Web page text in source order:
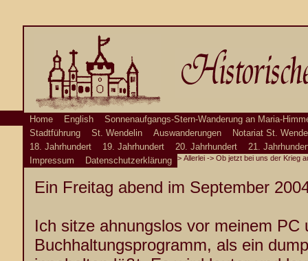
Home English
Sonnenaufgangs-Stern-Wanderung an Maria-
Stadtführung
St. Wendelin Auswanderungen
Notariat St.
18. Jahrhundert
19. Jahrhundert 20. Jahrhundert
21.
Impressum
Datenschutzerklärung > Allerlei -> Ob jetzt bei uns der Krieg
Ein Freitag abend im September
Ich sitze ahnungslos vor meinem
Buchhaltungsprogramm, als ein